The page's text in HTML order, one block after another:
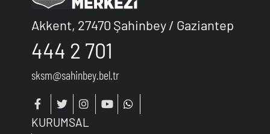
Akkent, 27470 Şahinbey / Gaziantep
444 2 701
sksm@sahinbey.bel.tr
KURUMSAL